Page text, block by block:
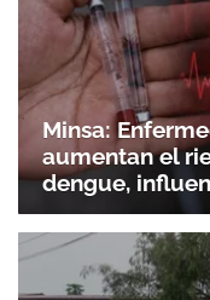
Minsa:
aumentan el
dengue,